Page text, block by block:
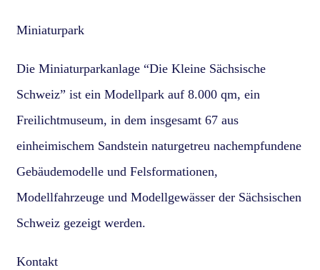
Miniaturpark
Die Miniaturparkanlage “Die Kleine Sächsische
Schweiz” ist ein Modellpark auf 8.000 qm, ein
Freilichtmuseum, in dem insgesamt 67 aus
einheimischem Sandstein naturgetreu nachempfundene
Gebäudemodelle und Felsformationen,
Modellfahrzeuge und Modellgewässer der Sächsischen
Schweiz gezeigt werden.
Kontakt